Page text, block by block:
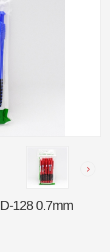
128 0.7mm